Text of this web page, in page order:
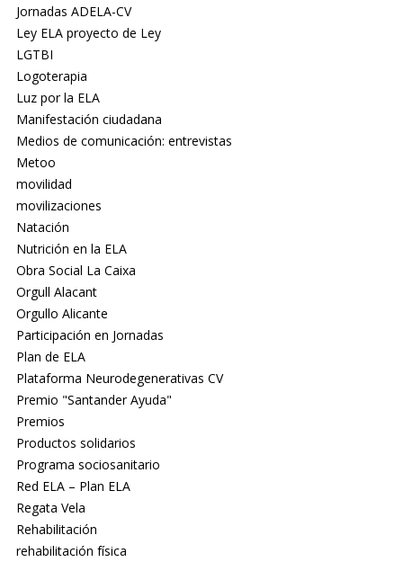
Jornadas ADELA-CV
Ley ELA proyecto de Ley
LGTBI
Logoterapia
Luz por la ELA
Manifestación ciudadana
Medios de comunicación: entrevistas
Metoo
movilidad
movilizaciones
Natación
Nutrición en la ELA
Obra Social La Caixa
Orgull Alacant
Orgullo Alicante
Participación en Jornadas
Plan de ELA
Plataforma Neurodegenerativas CV
Premio "Santander Ayuda"
Premios
Productos solidarios
Programa sociosanitario
Red ELA – Plan ELA
Regata Vela
Rehabilitación
rehabilitación física